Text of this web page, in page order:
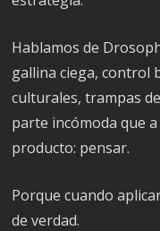
Hablamos de
gallina ciega, control
culturales, trampas
parte incómoda que
producto: pensar.
Porque cuando
de verdad.